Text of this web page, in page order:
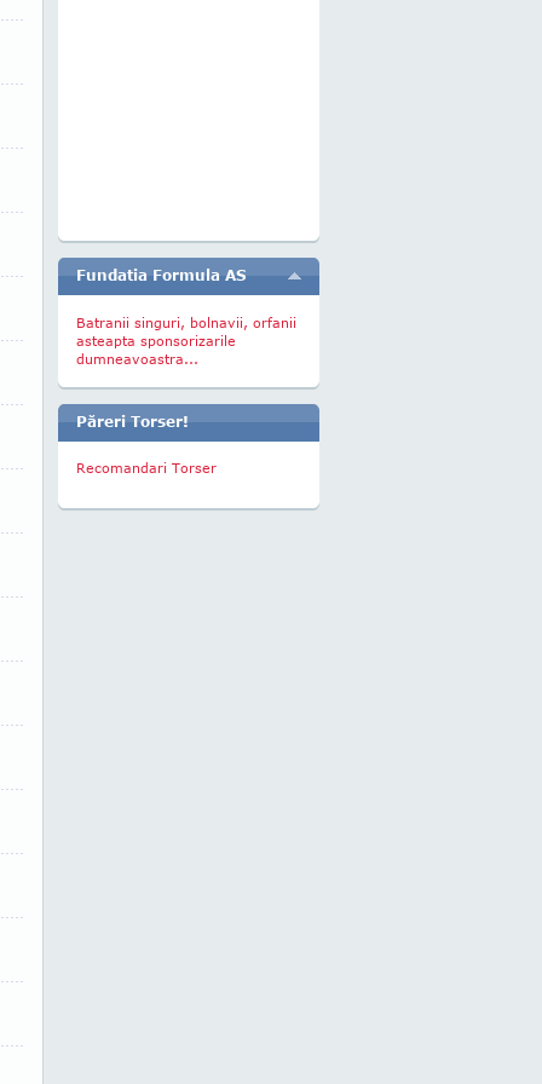
Fundatia Formula AS
Batranii singuri, bolnavii, orfanii
asteapta sponsorizarile
dumneavoastra...
Păreri Torser!
Recomandari Torser